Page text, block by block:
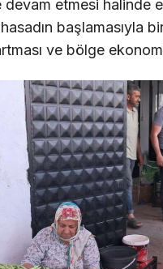
etmesi halinde
başlamasıyla
ve bölge